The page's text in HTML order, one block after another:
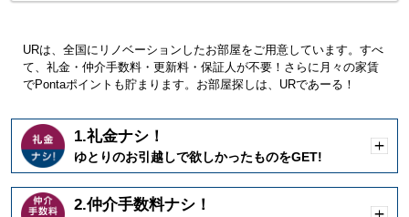
URは、全国にリノベーションしたお部屋をご用意しています。すべ
て、礼金・仲介手数料・更新料・保証人が不要！さらに月々の家賃
でPontaポイントも貯まります。お部屋探しは、URであーる！
1.礼金ナシ！
ゆとりのお引越しで欲しかったものをGET!
く
2.仲介手数料ナシ！